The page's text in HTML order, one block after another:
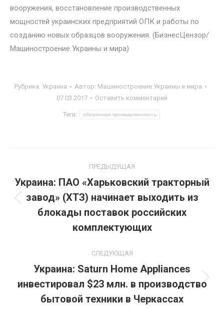
вооружения, восстановление производственных
мощностей украинских предприятий ОПК и работы по
созданию новых образцов вооружения. (БизнесЦензор/
Машиностроение Украины и мира)
Рубрика: Украина Автор: Машиностроение Украины и мира
07.03.2017
Оставить комментарий
Теги: оборонная промышленность
по
записям
ПРЕДЫДУЩАЯ
Предыдущая
запись:
Украина: ПАО «Харьковский тракторный
завод» (ХТЗ) начинает выходить из
блокады поставок российских
комплектующих
СЛЕДУЮЩАЯ
Следующая
запись:
Украина: Saturn Home Аppliances
инвестировал $23 млн. в производство
бытовой техники в Черкассах